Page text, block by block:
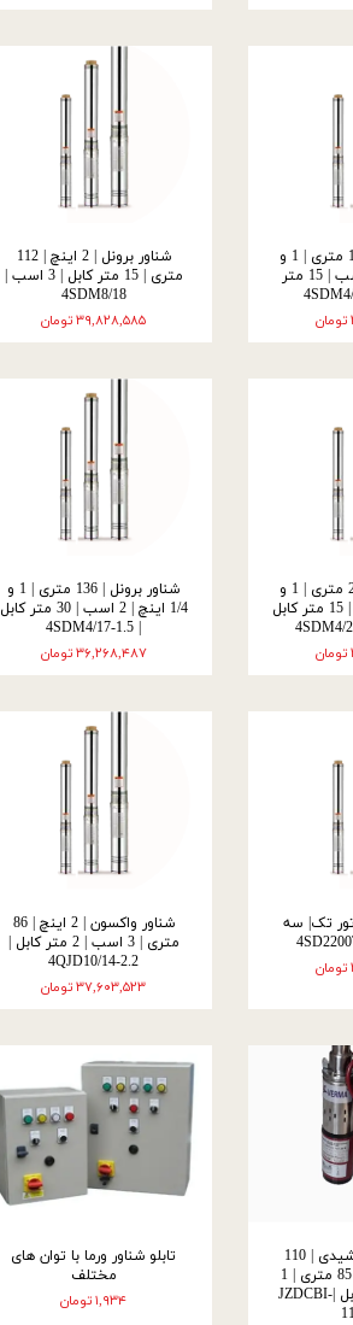
شناور برونل | 112 متری | 1 و
1/4 اینچ | 1/5 اسب | 15 متر
شناور برونل | 2 اینچ | 112
متری | 15 متر کابل | 3 اسب |
4SDM8/18
۳۹,۸۲۸,۵۸۵ تومان
شناور برونل | 200 متری | 1 و
1/4 اینچ | 3 اسب | 15 متر کابل
شناور برونل | 136 متری | 1 و
1/4 اینچ | 2 اسب | 30 متر کابل
۳۶,۲۶۸,۴۸۷ تومان
تک| سه
شناور واکسون | 2 اینچ | 86
متری | 3 اسب | 2 متر کابل |
4QJD10/14-2.2
۳۷,۶۰۳,۵۲۳ تومان
شناور ورما | خورشیدی | 110
ولت | 1/5 اینچ | 85 متری | 1
اسب | 20 متر کابل |JZDCBI-
تابلو شناور ورما با توان های
مختلف
۱,۹۳۴ تومان